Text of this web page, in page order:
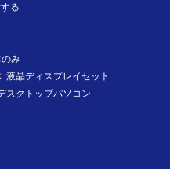
る
み
液晶ディスプレイセット
スクトップパソコン